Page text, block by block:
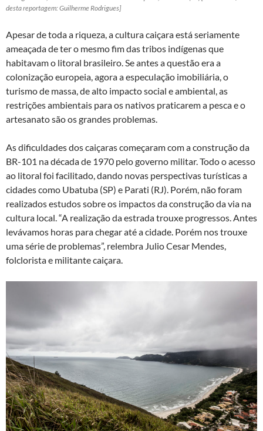
desta reportagem: Guilherme Rodrigues]
Apesar de toda a riqueza, a cultura caiçara está seriamente
ameaçada de ter o mesmo fim das tribos indígenas que
habitavam o litoral brasileiro. Se antes a questão era a
colonização europeia, agora a especulação imobiliária, o
turismo de massa, de alto impacto social e ambiental, as
restrições ambientais para os nativos praticarem a pesca e o
artesanato são os grandes problemas.
As dificuldades dos caiçaras começaram com a construção da
BR-101 na década de 1970 pelo governo militar. Todo o acesso
ao litoral foi facilitado, dando novas perspectivas turísticas a
cidades como Ubatuba (SP) e Parati (RJ). Porém, não foram
realizados estudos sobre os impactos da construção da via na
cultura local. “A realização da estrada trouxe progressos. Antes
levávamos horas para chegar até a cidade. Porém nos trouxe
uma série de problemas”, relembra Julio Cesar Mendes,
folclorista e militante caiçara.